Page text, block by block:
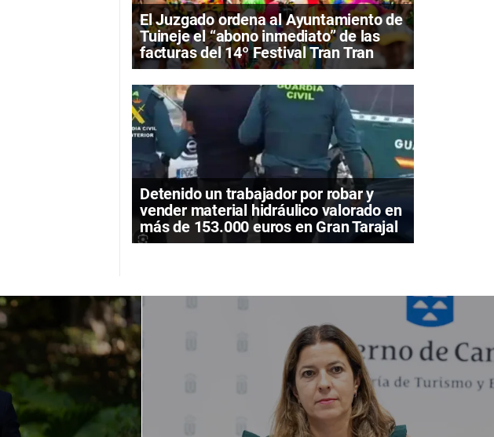
El Juzgado ordena al Ayuntamiento de
Tuineje el “abono inmediato” de las
facturas del 14º Festival Tran Tran
Detenido un trabajador por robar y
vender material hidráulico valorado en
más de 153.000 euros en Gran Tarajal